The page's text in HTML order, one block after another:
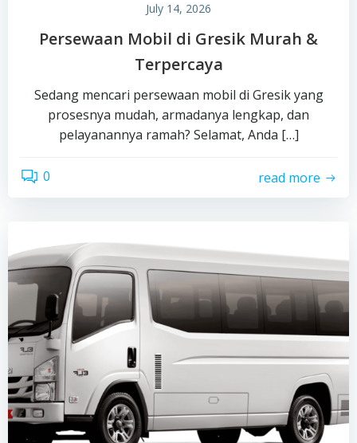
July 14, 2026
Persewaan Mobil di Gresik Murah &
Terpercaya
Sedang mencari persewaan mobil di Gresik yang
prosesnya mudah, armadanya lengkap, dan
pelayanannya ramah? Selamat, Anda […]
0 read more